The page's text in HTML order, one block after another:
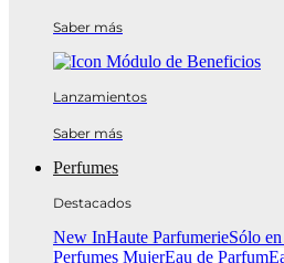
Saber más
Lanzamientos
Saber más
Perfumes
Destacados
New InHaute ParfumerieSólo
Perfumes MujerEau de Parfum